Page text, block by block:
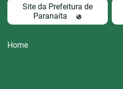
Site da Prefeitura de
Paranaíta
Home